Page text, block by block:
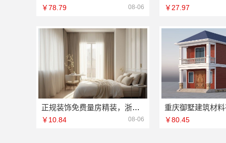
￥78.79 08-06 ￥27.97
正规装饰免费量房精装，浙江臻美新型建材有限公司为您精准规划
￥10.84 08-06 ￥80.45